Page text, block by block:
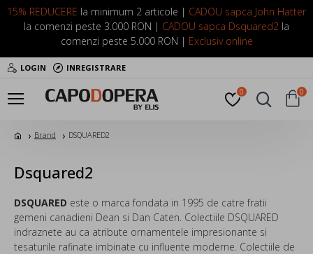
15% REDUCERE la minimum 2 articole | CADOU sapca John Hatter
la comenzi peste 3.000 RON | CADOU sapca Dsquared2 la
comenzi peste 5.000 RON | Exclusiv online
LOGIN INREGISTRARE
0 0
Brand DSQUARED2
Dsquared2
DSQUARED este o marca fondata in 1995 de catre fratii
gemeni canadieni Dean si Dan Caten. Colectiile DSQUARED
indraznete au ca atribute ornamentele impresionante si
tesaturile rafinate imbinate cu influente moderne. Colectiile de